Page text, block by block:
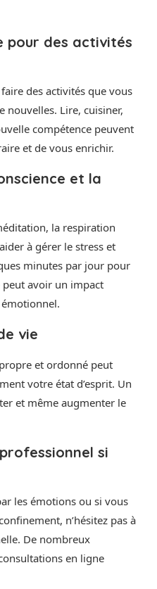
pour des activités
des activités que vous
nouvelles. Lire, cuisiner,
compétence peuvent
et de vous enrichir.
et la
la respiration
à gérer le stress et
minutes par jour pour
peut avoir un impact
vie
et ordonné peut
votre état d’esprit. Un
et même augmenter le
si
les émotions ou si vous
n’hésitez pas à
De nombreux
en ligne